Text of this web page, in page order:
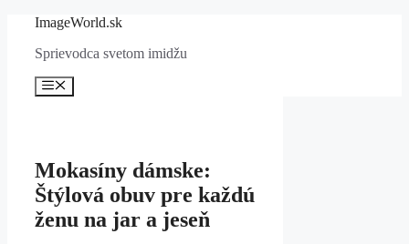
Preskočiť
obsah
ImageWorld.sk
Sprievodca svetom imidžu
Menu
Mokasíny dámske:
Štýlová obuv pre každú
ženu na jar a jeseň